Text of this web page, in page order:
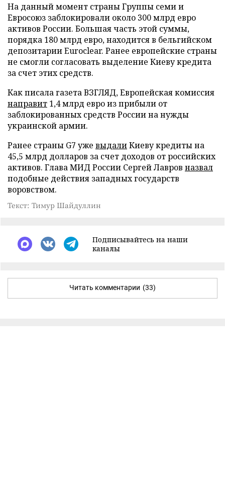
На данный момент страны Группы семи и
Евросоюз заблокировали около 300 млрд евро
активов России. Большая часть этой суммы,
порядка 180 млрд евро, находится в бельгийском
депозитарии Euroclear. Ранее европейские страны
не смогли согласовать выделение Киеву кредита
за счет этих средств.
Как писала газета ВЗГЛЯД, Европейская комиссия
направит 1,4 млрд евро из прибыли от
заблокированных средств России на нужды
украинской армии.
Ранее страны G7 уже выдалиКиеву кредиты на
45,5 млрд долларов за счет доходов от российских
активов. Глава МИД России Сергей Лавров назвал
подобные действия западных государств
воровством.
Текст: Тимур Шайдуллин
Подписывайтесь на наши
каналы
Читать комментарии (33)